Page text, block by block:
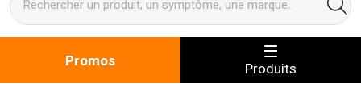
Promos Produits